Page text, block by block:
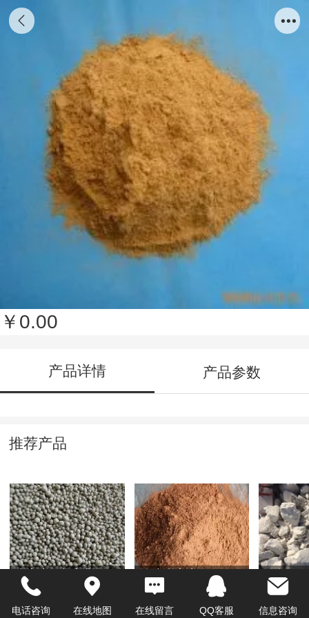
￥0.00
产品详情 产品参数
推荐产品
膨润土干燥剂颗粒
电话咨询 在线地图 在线留言 QQ客服 信息咨询